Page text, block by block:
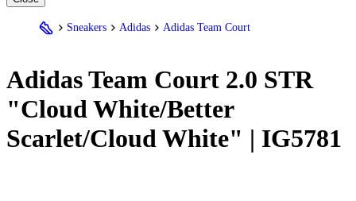
Sneakers Adidas Adidas Team Court
AdidasTeam Court 2.0 STR
"Cloud White/Better
Scarlet/Cloud White" | IG5781